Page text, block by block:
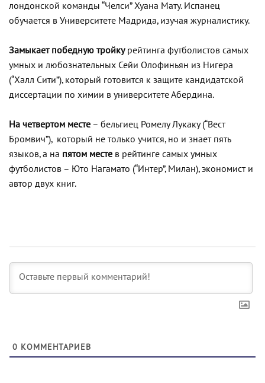
лондонской команды “Челси” Хуана Мату. Испанец
обучается в Университете Мадрида, изучая журналистику.
Замыкает победную тройкурейтинга футболистов самых
умных и любознательных Сейи Олофиньян из Нигера
(“Халл Сити”), который готовится к защите кандидатской
диссертации по химии в университете Абердина.
На четвертом месте – бельгиец Ромелу Лукаку (“Вест
Бромвич”), который не только учится, но и знает пять
языков, а на пятом месте в рейтинге самых умных
футболистов – Юто Нагамато (“Интер”, Милан), экономист и
автор двух книг.
0 КОММЕНТАРИЕВ